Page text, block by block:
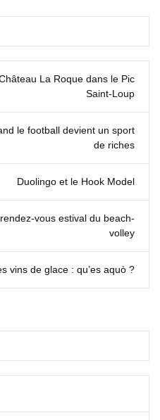
La Roque dans le Pic
Saint‑Loup
le football devient un sport
de riches
Duolingo et le Hook Model
estival du beach-
volley
vins de glace : qu’es aquò ?